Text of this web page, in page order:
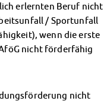
erlernten Beruf nicht
/ Sportunfall
wenn die erste
nicht förderfähig
nicht